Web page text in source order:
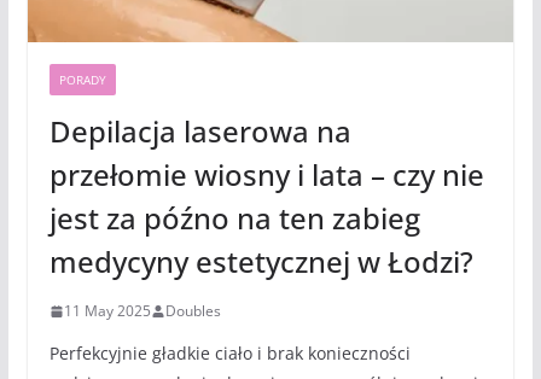
PORADY
Depilacja laserowa na
przełomie wiosny i lata – czy nie
jest za późno na ten zabieg
medycyny estetycznej w Łodzi?
11 May 2025 Doubles
Perfekcyjnie gładkie ciało i brak konieczności